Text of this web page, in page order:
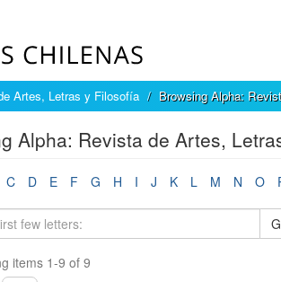
Artes, Letras y Filosofía Browsing Alpha:
Alpha: Revista de Artes,
C D E F G H I J K L M N O
items 1-9 of 9